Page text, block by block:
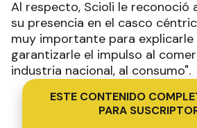
Al respecto, Scioli le reconoció
su presencia en el casco
muy importante para
garantizarle el impulso al
industria nacional, al consumo".
ESTE CONTENIDO
PARA